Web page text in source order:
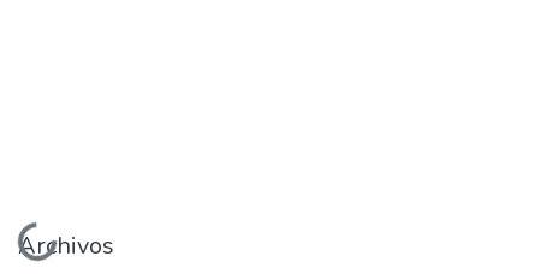
Cargando...
Archivos